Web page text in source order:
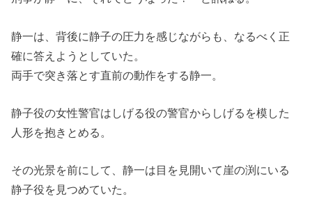
静一は、背後に静子の圧力を感じながらも、なるべく正
確に答えようとしていた。
両手で突き落とす直前の動作をする静一。
静子役の女性警官はしげる役の警官からしげるを模した
人形を抱きとめる。
その光景を前にして、静一は目を見開いて崖の渕にいる
静子役を見つめていた。